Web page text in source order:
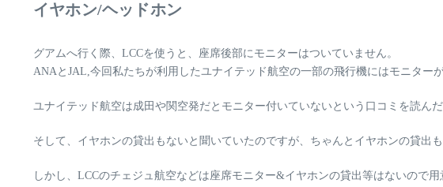
イヤホン/ヘッドホン
グアムへ行く際、LCCを使うと、座席後部にモニターはついていません。
ANAとJAL,今回私たちが利用したユナイテッド航空の一部の飛行機にはモニター
ユナイテッド航空は成田や関空発だとモニター付いていないという口コミを読ん
そして、イヤホンの貸出もないと聞いていたのですが、ちゃんと イヤホンの貸出
しかし、 LCCのチェジュ航空などは座席モニター&イヤホンの貸出等はないので用